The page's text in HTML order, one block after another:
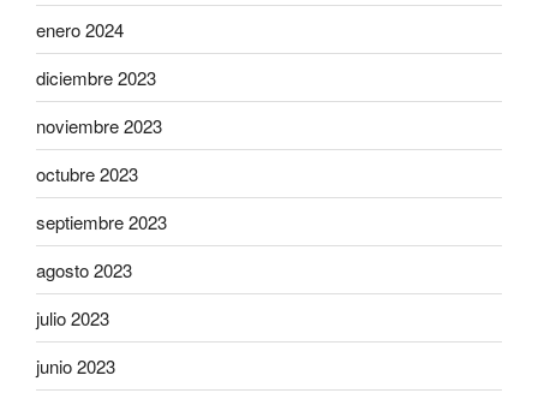
enero 2024
diciembre 2023
noviembre 2023
octubre 2023
septiembre 2023
agosto 2023
julio 2023
junio 2023